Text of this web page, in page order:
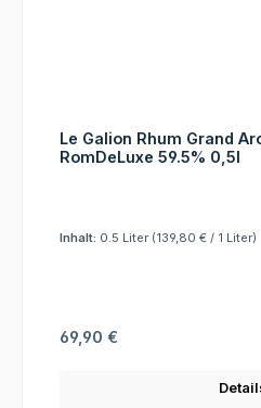
Le Galion Rhum Grand
RomDeLuxe 59.5% 0,5l
Inhalt: 0.5 Liter (139,80 € / 1 Liter)
Regulärer Preis:
69,90 €